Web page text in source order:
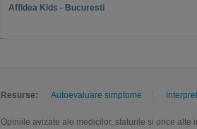
Affidea Kids - Bucuresti
Resurse: Autoevaluare simptome
Opiniile avizate ale medicilor, sfaturile si orice